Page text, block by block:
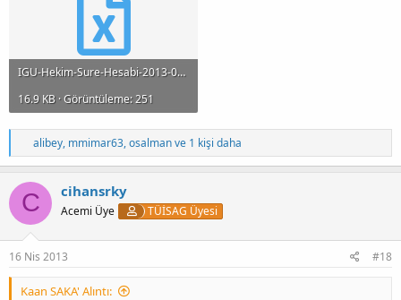
IGU-Hekim-Sure-Hesabi-2013-03-10.xlsx
16.9 KB · Görüntüleme: 251
T
e
p
k
i
l
e
r
:
alibey, mmimar63,osalmanve 1 kişi daha
C cihansrky
Acemi Üye TÜİSAG Üyesi
16 Nis 2013 #18
Kaan SAKA' Alıntı: